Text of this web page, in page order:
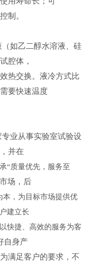
制。
如乙二醇水溶液、硅
腔体，
热交换。液冷方式比
要快速温度
业从事实验室试验设
并在
“质量优先，服务至
场，后
本，为目标市场提供优
建立长
快捷、高效的服务为客
自身产
满足客户的要求，不